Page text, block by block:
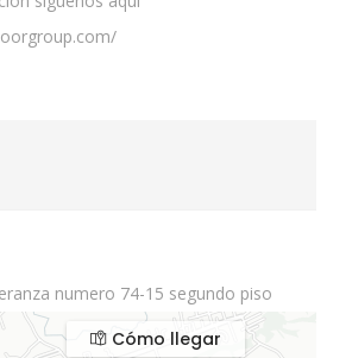
numero 74-15 segundo piso
Cómo llegar